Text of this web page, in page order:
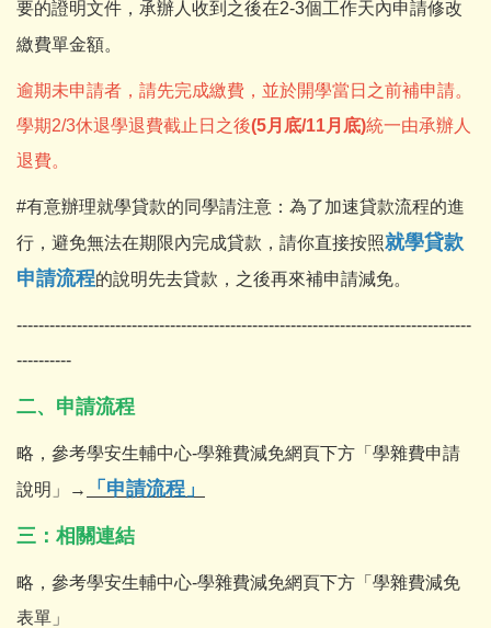
要的證明文件，承辦人收到之後在2-3個工作天內申請修改
繳費單金額。
逾期未申請者，請先完成繳費，並於開學當日之前補申請。
學期2/3休退學退費截止日之後(5月底/11月底)統一由承辦人
退費。
#有意辦理就學貸款的同學請注意：為了加速貸款流程的進
行，避免無法在期限內完成貸款，請你直接按照就學貸款
申請流程的說明先去貸款，之後再來補申請減免。
-----------------------------------------------------------------------------------
----------
二、申請流程
略，參考學安生輔中心-學雜費減免網頁下方「學雜費申請
說明」→
「申請流程」
三：相關連結
略，參考學安生輔中心-學雜費減免網頁下方「學雜費減免
表單」